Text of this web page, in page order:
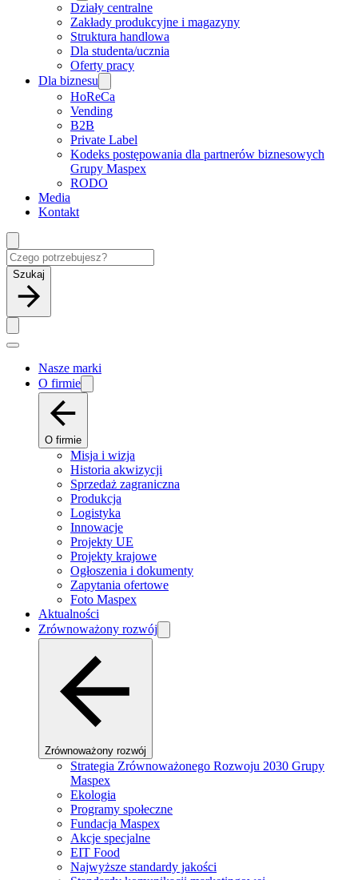
Działy centralne
Zakłady produkcyjne i magazyny
Struktura handlowa
Dla studenta/ucznia
Oferty pracy
Dla biznesu
HoReCa
Vending
B2B
Private Label
Kodeks postępowania dla partnerów biznesowych
Grupy Maspex
RODO
Media
Kontakt
Szukaj
Nasze marki
O firmie
O firmie
Misja i wizja
Historia akwizycji
Sprzedaż zagraniczna
Produkcja
Logistyka
Innowacje
Projekty UE
Projekty krajowe
Ogłoszenia i dokumenty
Zapytania ofertowe
Foto Maspex
Aktualności
Zrównoważony rozwój
Zrównoważony rozwój
Strategia Zrównoważonego Rozwoju 2030 Grupy
Maspex
Ekologia
Programy społeczne
Fundacja Maspex
Akcje specjalne
EIT Food
Najwyższe standardy jakości